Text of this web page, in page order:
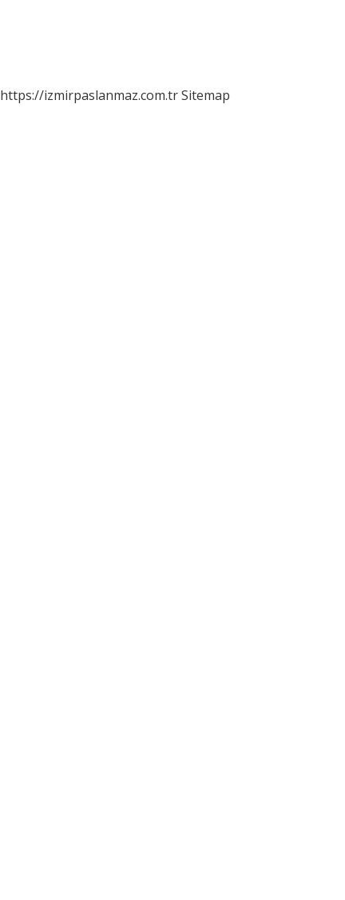
https://izmirpaslanmaz.com.trSitemap